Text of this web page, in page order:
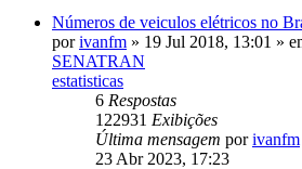
Números de veiculos elétricos no
porivanfm » 19 Jul 2018, 13:01 »
SENATRAN
estatisticas
6 Respostas
122931 Exibições
Última mensagem porivanfm
23 Abr 2023, 17:23